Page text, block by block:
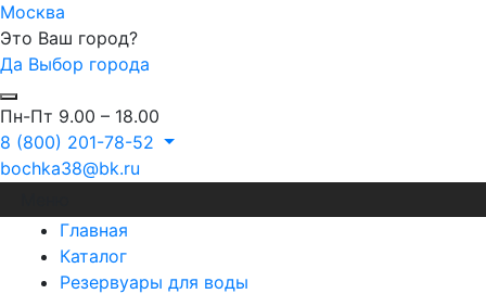
Москва
Это Ваш город?
Да Выбор города
Пн-Пт 9.00 – 18.00
8 (800) 201-78-52
bochka38@bk.ru
Главная
Каталог
Резервуары для воды